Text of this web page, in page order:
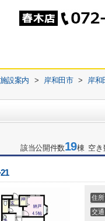
設案内 > 岸和田市 > 岸和
該当公開件数19棟 空き
住所
交通